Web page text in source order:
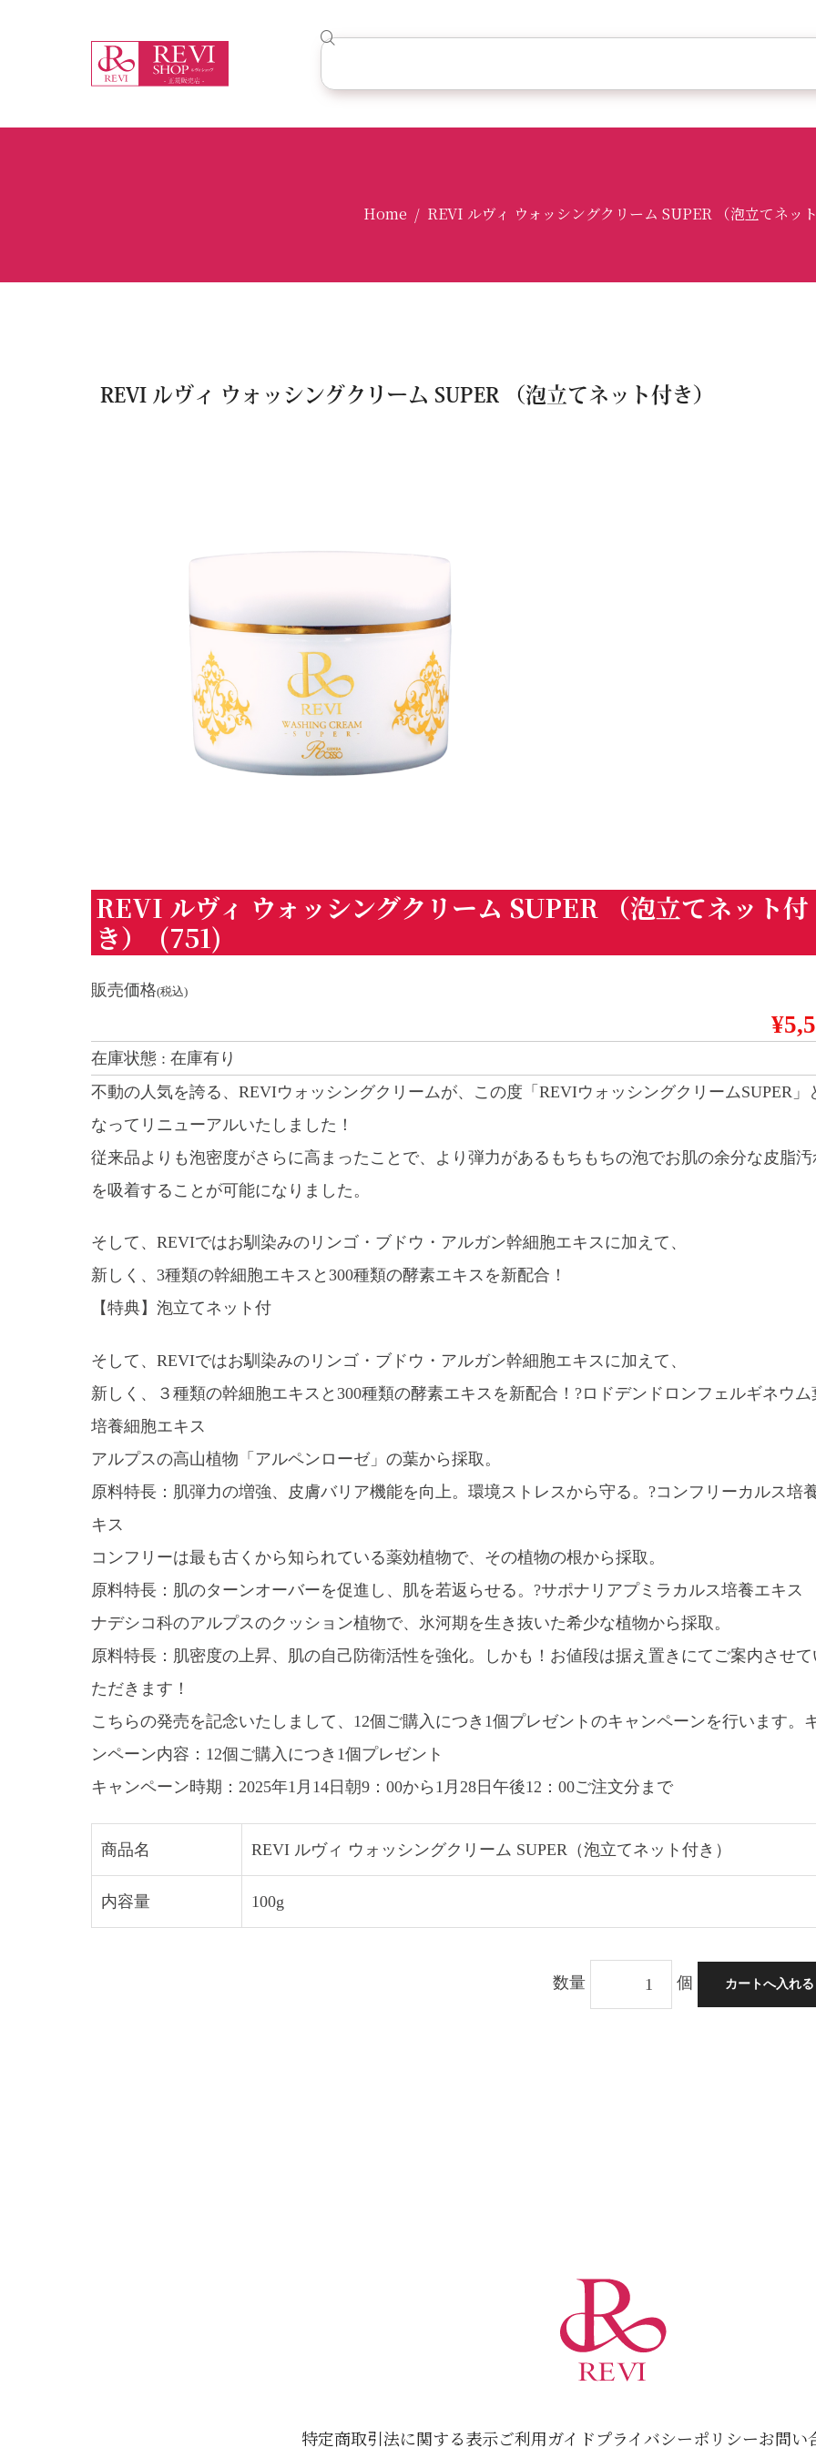
Home / REVI ルヴィ ウォッシングクリーム SUPER （泡立てネッ
REVI ルヴィ ウォッシングクリーム SUPER （泡立てネット付き）
REVI ルヴィ ウォッシングクリーム SUPER （泡立てネット付
き） (751)
販売価格(税込)
在庫状態 : 在庫有り
不動の人気を誇る、REVIウォッシングクリームが、この度「REVIウォッシングクリームSUPER」
なってリニューアルいたしました！
従来品よりも泡密度がさらに高まったことで、より弾力があるもちもちの泡でお肌の余分な皮脂汚
を吸着することが可能になりました。
そして、REVIではお馴染みのリンゴ・ブドウ・アルガン幹細胞エキスに加えて、
新しく、3種類の幹細胞エキスと300種類の酵素エキスを新配合！
【特典】泡立てネット付
そして、REVIではお馴染みのリンゴ・ブドウ・アルガン幹細胞エキスに加えて、
新しく、３種類の幹細胞エキスと300種類の酵素エキスを新配合！?ロドデンドロンフェルギネウム
培養細胞エキス
アルプスの高山植物「アルペンローゼ」の葉から採取。
原料特長：肌弾力の増強、皮膚バリア機能を向上。環境ストレスから守る。?コンフリーカルス培
キス
コンフリーは最も古くから知られている薬効植物で、その植物の根から採取。
原料特長：肌のターンオーバーを促進し、肌を若返らせる。?サポナリアプミラカルス培養エキス
ナデシコ科のアルプスのクッション植物で、氷河期を生き抜いた希少な植物から採取。
原料特長：肌密度の上昇、肌の自己防衛活性を強化。しかも！お値段は据え置きにてご案内させて
ただきます！
こちらの発売を記念いたしまして、12個ご購入につき1個プレゼントのキャンペーンを行います。
ンペーン内容：12個ご購入につき1個プレゼント
キャンペーン時期：2025年1月14日朝9：00から1月28日午後12：00ご注文分まで
商品名 REVI ルヴィ ウォッシングクリーム SUPER（泡立てネット付き）
内容量 100g
数量 個
特定商取引法に関する表示ご利用ガイドプライバシーポリシーお問い